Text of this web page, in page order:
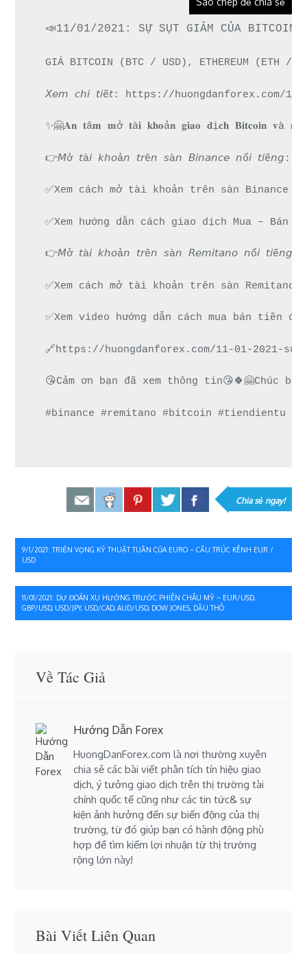
📣11/01/2021: SỰ SỤT GIẢM CỦA BITCOIN
GIÁ BITCOIN (BTC / USD), ETHEREUM
𝘟𝘦𝘮 𝘤𝘩𝘪 𝘵𝘪ế𝘵: https://
✨🤗𝐀𝐧 𝐭â𝐦 𝐦ở 𝐭à𝐢 𝐤𝐡𝐨ả𝐧 𝐠𝐢𝐚𝐨 𝐝ị𝐜𝐡 𝐁𝐢𝐭𝐜𝐨𝐢𝐧 𝐯à
👉𝘔ở 𝘵à𝘪 𝘬𝘩𝘰ả𝘯 𝘵𝘳ê𝘯 𝘴à𝘯 𝘉𝘪𝘯𝘢𝘯𝘤𝘦 𝘯ổ𝘪
✅Xem cách mở tài khoản trên sàn Binance
✅Xem hướng dẫn cách giao dịch Mua –
👉𝘔ở 𝘵à𝘪 𝘬𝘩𝘰ả𝘯 𝘵𝘳ê𝘯 𝘴à𝘯 𝘙𝘦𝘮𝘪𝘵𝘢𝘯𝘰 𝘯ổ𝘪
✅Xem cách mở tài khoản trên sàn
✅Xem video hướng dẫn cách mua bán tiền
🔗https://huongdanforex.com/11-01-2021-
😘Cảm ơn bạn đã xem thông
#binance #remitano #bitcoin #tiendientu
Chia sẻ ngay!
Điều
hướng
bài
viết
9/1/2021: TRIỂN VỌNG KỸ THUẬT TUẦN CỦA EURO – CẤU TRÚC KÊNH EUR /
USD
11/01/2021: DỰ ĐOÁN XU HƯỚNG TRƯỚC PHIÊN CHÂU MỸ – EUR/USD,
GBP/USD, USD/JPY, USD/CAD, AUD/USD, DOW JONES, DẦU THÔ
Về Tác Giả
Hướng Dẫn Forex
HuongDanForex.com là nơi thường xuyên
chia sẻ các bài viết phân tích tín hiệu giao
dịch, ý tưởng giao dịch trên thị trường tài
chính quốc tế cũng như các tin tức& sự
kiện ảnh hưởng đến sự biến động của thị
trường, từ đó giúp bạn có hành động phù
hợp để tìm kiếm lợi nhuận từ thị trường
rộng lớn này!
Bài Viết Liên Quan